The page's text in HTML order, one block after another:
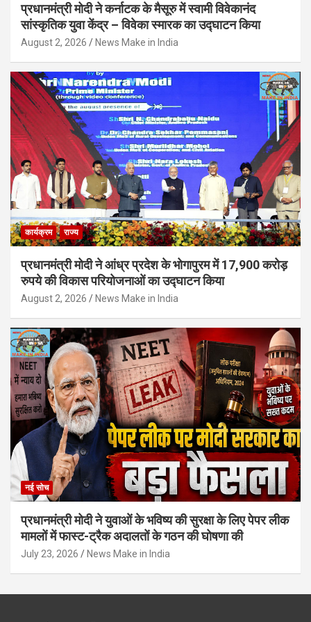
प्रधानमंत्री मोदी ने कर्नाटक के मैसूरु में स्वामी विवेकानंद
सांस्कृतिक युवा केंद्र – विवेका स्मारक का उद्घाटन किया
August 2, 2026 News Make in India
कार्यक्रम राज्य
प्रधानमंत्री मोदी ने आंध्र प्रदेश के भोगापुरम में 17,900 करोड़
रुपये की विकास परियोजनाओं का उद्घाटन किया
August 2, 2026 News Make in India
नई सोच
प्रधानमंत्री मोदी ने युवाओं के भविष्य की सुरक्षा के लिए पेपर लीक
मामलों में फास्ट-ट्रैक अदालतों के गठन की घोषणा की
July 23, 2026 News Make in India